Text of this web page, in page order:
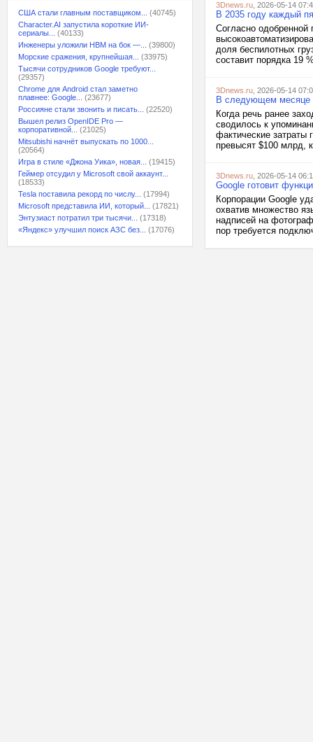
США стали главным поставщиком...
(40745)
Character.AI запустила короткие ИИ-
сериалы...
(40133)
Инженеры уложили HBM на бок —...
(39800)
Морские сражения, крупнейшая...
(33975)
Тысячи сотрудников Google требуют...
(29357)
Chrome для Android стал заметно
плавнее: Google...
(23677)
Россияне стали звонить и писать...
(22520)
Вышел релиз OpenIDE Pro —
корпоративной...
(21025)
Mitsubishi начнёт выпускать по 1000...
(20564)
Игра в стиле «Джона Уика», новая...
(19415)
Геймер отсудил у Microsoft свой аккаунт...
(18533)
Tesla поставила рекорд по числу...
(17994)
Microsoft представила ИИ, который...
(17821)
Энтузиаст потратил три тысячи...
(17318)
«Яндекс» улучшил поиск АЗС без...
(17076)
3Dnews.ru , 2026-05-14
В 2035 году каждый
Согласно одобренной
доля беспилотных
составит порядка 19
3Dnews.ru , 2026-05-14
В следующем месяце
Когда речь ранее
сводилось к
фактические затраты
превысят $100 млрд,
3Dnews.ru , 2026-05-14
Google готовит
Корпорации Google
охватив множество
надписей на
пор требуется